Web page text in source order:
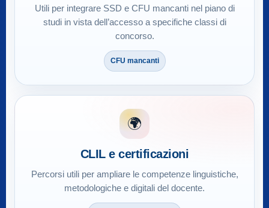
Utili per integrare SSD e CFU mancanti nel piano di
studi in vista dell’accesso a specifiche classi di
concorso.
CFU mancanti
🌍
CLIL e certificazioni
Percorsi utili per ampliare le competenze linguistiche,
metodologiche e digitali del docente.